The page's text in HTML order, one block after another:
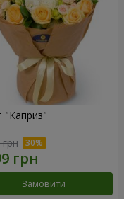
"Каприз"
Замовити